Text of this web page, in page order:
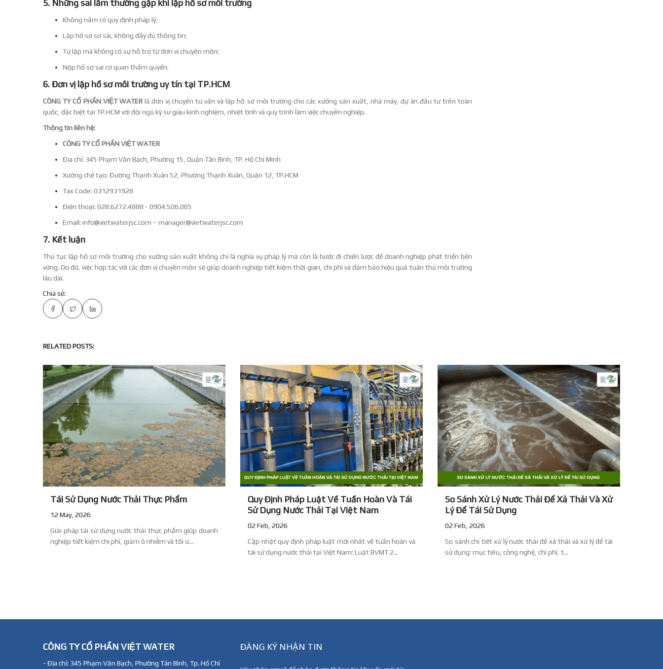
5. Những sai lầm thường gặp khi lập hồ sơ môi trường
Không nắm rõ quy định pháp lý;
Lập hồ sơ sơ sài, không đầy đủ thông tin;
Tự lập mà không có sự hỗ trợ từ đơn vị chuyên môn;
Nộp hồ sơ sai cơ quan thẩm quyền.
6. Đơn vị lập hồ sơ môi trường uy tín tại TP.HCM
CÔNG TY CỔ PHẦN VIỆT WATER là đơn vị chuyên tư vấn và lập hồ sơ môi trường cho các xưởng sản xuất, nhà máy, dự án đầu tư trên toàn
quốc, đặc biệt tại TP.HCM với đội ngũ kỹ sư giàu kinh nghiệm, nhiệt tình và quy trình làm việc chuyên nghiệp.
Thông tin liên hệ:
CÔNG TY CỔ PHẦN VIỆT WATER
Địa chỉ: 345 Phạm Văn Bạch, Phường 15, Quận Tân Bình, TP. Hồ Chí Minh
Xưởng chế tạo: Đường Thạnh Xuân 52, Phường Thạnh Xuân, Quận 12, TP.HCM
Tax Code: 0312931928
Điện thoại: 028.6272.4888 - 0904.506.065
Email: info@vietwaterjsc.com – manager@vietwaterjsc.com
7. Kết luận
Thủ tục lập hồ sơ môi trường cho xưởng sản xuất không chỉ là nghĩa vụ pháp lý mà còn là bước đi chiến lược để doanh nghiệp phát triển bền
vững. Do đó, việc hợp tác với các đơn vị chuyên môn sẽ giúp doanh nghiệp tiết kiệm thời gian, chi phí và đảm bảo hiệu quả tuân thủ môi trường
lâu dài.
Chia sẻ:
RELATED POSTS:
Tái Sử Dụng Nước Thải Thực Phẩm
12 May, 2026
Giải pháp tái sử dụng nước thải thực phẩm giúp doanh
nghiệp tiết kiệm chi phí, giảm ô nhiễm và tối ư...
Quy Định Pháp Luật Về Tuần Hoàn Và Tái
Sử Dụng Nước Thải Tại Việt Nam
02 Feb, 2026
Cập nhật quy định pháp luật mới nhất về tuần hoàn và
tái sử dụng nước thải tại Việt Nam: Luật BVMT 2...
So Sánh Xử Lý Nước Thải Để Xả Thải Và Xử
Lý Để Tái Sử Dụng
02 Feb, 2026
So sánh chi tiết xử lý nước thải để xả thải và xử lý để tái
sử dụng: mục tiêu, công nghệ, chi phí, t...
CÔNG TY CỔ PHẦN VIỆT WATER
- Địa chỉ: 345 Phạm Văn Bạch, Phường Tân Bình, Tp. Hồ Chí
ĐĂNG KÝ NHẬN TIN